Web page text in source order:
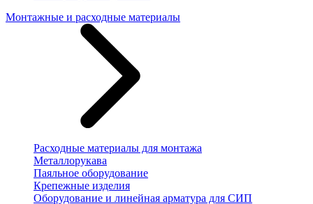
Монтажные и расходные материалы
Расходные материалы для монтажа
Металлорукава
Паяльное оборудование
Крепежные изделия
Оборудование и линейная арматура для СИП